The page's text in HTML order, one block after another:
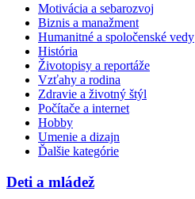
Motivácia a sebarozvoj
Biznis a manažment
Humanitné a spoločenské vedy
História
Životopisy a reportáže
Vzťahy a rodina
Zdravie a životný štýl
Počítače a internet
Hobby
Umenie a dizajn
Ďalšie kategórie
Deti a mládež